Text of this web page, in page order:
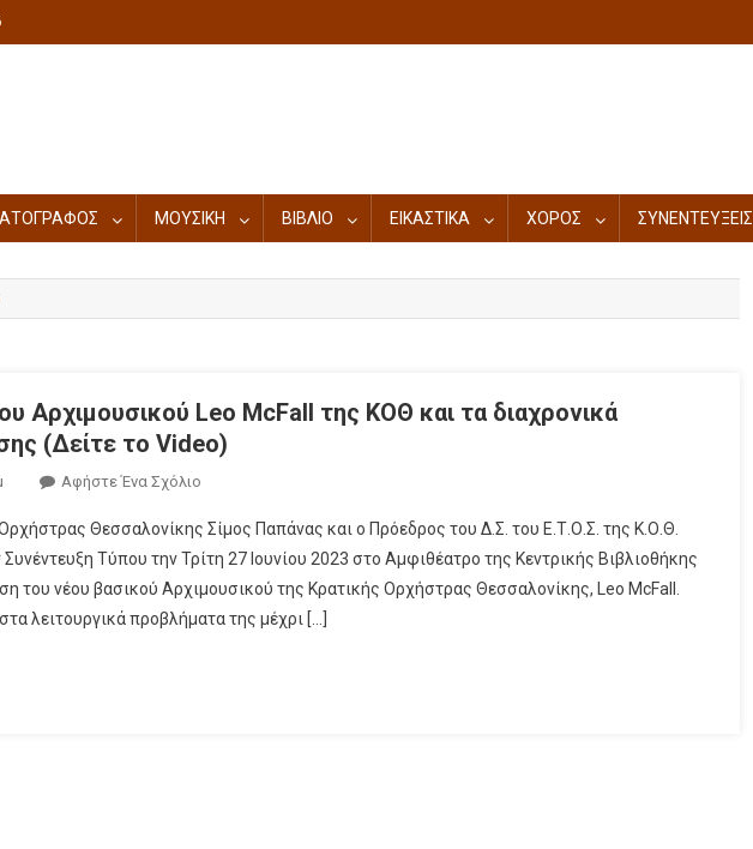
ΜΟΥΣΙΚΗ ΒΙΒΛΙΟ ΕΙΚΑΣΤΙΚΑ ΧΟΡΟΣ ΣΥΝΕΝΤΕΥΞΕΙΣ
Αρχιμουσικού Leo McFall της ΚΟΘ και τα διαχρονικά
(Δείτε το Video)
Αφήστε Ένα Σχόλιο
Θεσσαλονίκης Σίμος Παπάνας και ο Πρόεδρος του Δ.Σ. του Ε.Τ.Ο.Σ. της Κ.Ο.Θ.
Τύπου την Τρίτη 27 Ιουνίου 2023 στο Αμφιθέατρο της Κεντρικής Βιβλιοθήκης
του νέου βασικού Αρχιμουσικού της Κρατικής Ορχήστρας Θεσσαλονίκης, Leo McFall.
λειτουργικά προβλήματα της μέχρι […]